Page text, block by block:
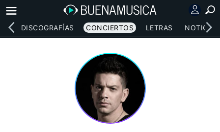
DISCOGRAFÍAS CONCIERTOS LETRAS NOTICIAS